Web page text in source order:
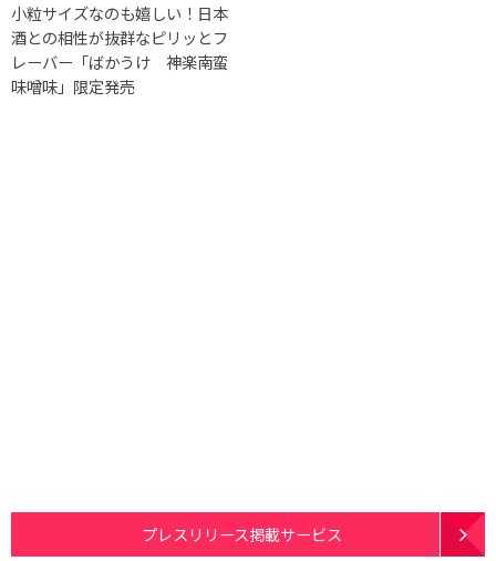
小粒サイズなのも嬉しい！日本
酒との相性が抜群なピリッとフ
レーバー「ばかうけ 神楽南蛮
味噌味」限定発売
プレスリリース掲載サービス